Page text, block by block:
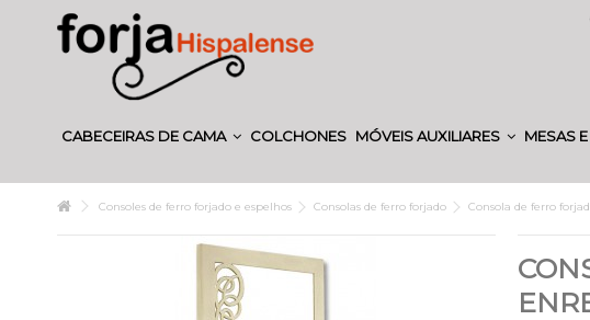
CABECEIRAS DE CAMA COLCHONES MÓVEIS AUXILIARES MESAS
Consoles de ferro forjado e espelhos Consolas de ferro forjado Consola de ferro